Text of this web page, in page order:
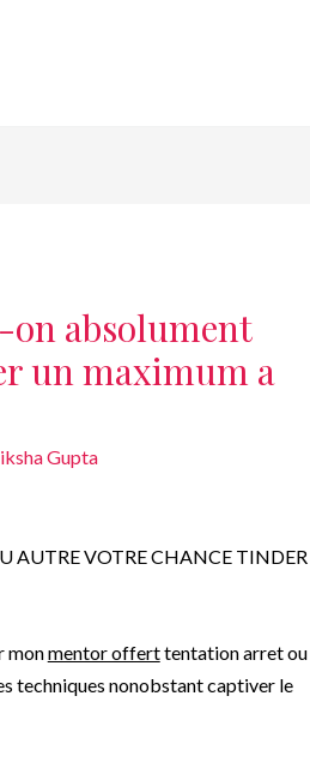
absolument
un maximum a
Gupta
AUTRE VOTRE CHANCE TINDER
monmentor offerttentation arret ou
techniques nonobstant captiver le